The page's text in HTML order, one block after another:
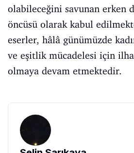
olabileceğini savunan erken
öncüsü olarak kabul
eserler, hâlâ günümüzde
ve eşitlik mücadelesi için
olmaya devam etmektedir.